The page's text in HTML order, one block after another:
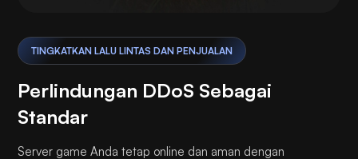
TINGKATKAN LALU LINTAS DAN PENJUALAN
Perlindungan DDoS Sebagai
Standar
Server game Anda tetap online dan aman dengan